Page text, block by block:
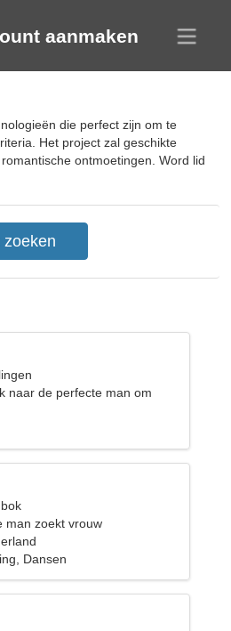
aanmaken
die perfect zijn om te
Het project zal geschikte
ontmoetingen. Word lid
naar de perfecte man om
man zoekt vrouw
Dansen